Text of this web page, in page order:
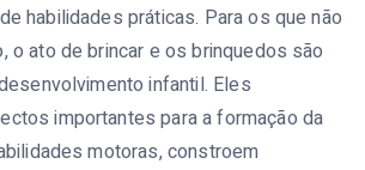
habilidades práticas. Para os que não
o ato de brincar e os brinquedos são
infantil. Eles
importantes para a formação da
motoras, constroem